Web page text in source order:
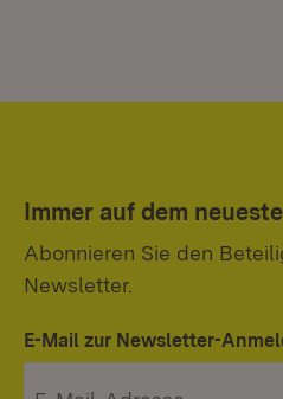
Immer auf dem
Abonnieren Sie den
Newsletter.
E-Mail zur Newsletter-